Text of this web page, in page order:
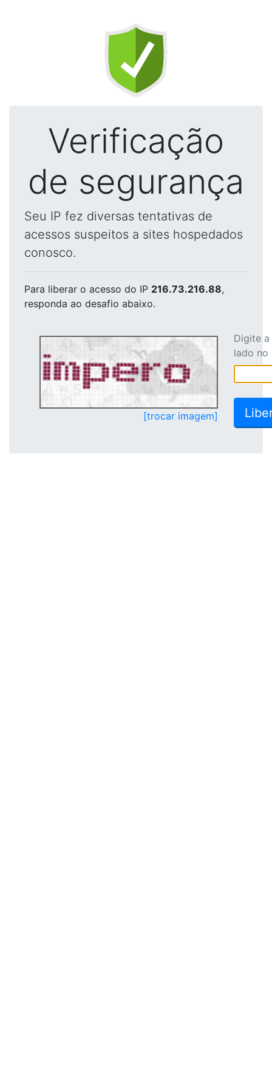
Verificação
de segurança
Seu IP fez diversas tentativas de
acessos suspeitos a sites hospedados
conosco.
Para liberar o acesso do IP 216.73.216.88,
responda ao desafio abaixo.
[trocar imagem]
Digite
lado no